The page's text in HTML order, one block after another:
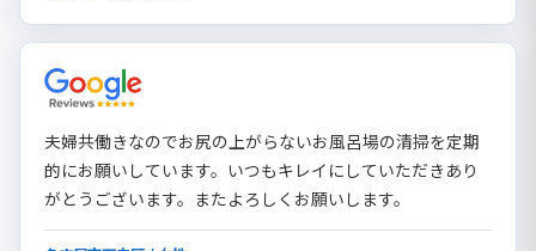
夫婦共働きなのでお尻の上がらないお風呂場の清掃を定期
的にお願いしています。いつもキレイにしていただきあり
がとうございます。またよろしくお願いします。